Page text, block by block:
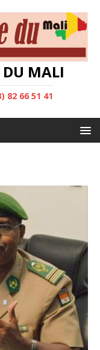
DU MALI
82 66 51 41